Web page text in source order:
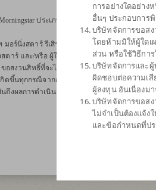
ประเภท Thailand Fund Japan Equity ,
อร์นิ่งสตาร์ รีเสิรซ์ ประเทศไทย ข้อมูลนี้ (1) เป็น
ตาร์ และ/หรือ ผู้ให้บริการข้อมูล (2) ขอสงวนสิทธิ์
ขอสงวนสิทธิ์ที่จะไม่รับผิดชอบต่อความถูกต้อง คร
ดขึ้นทุกกรณีจากการนำข้อมูลไปใช้อ้างอิง ผลการ
ถึงผลการดำเนินงานในอนาคต
การอย่างใดอย่า
อื่นๆ ประกอบการ
บริษัทจัดการขอส
โดยห้ามมิให้ผู้ใดเ
ส่วน หรือใช้วิธีกา
บริษัทจัดการและ
ผิดชอบต่อความเ
ผู้ลงทุน อันเนื่องม
บริษัทจัดการขอสง
ไม่จำเป็นต้องแจ้ง
และข้อกำหนดที่ป